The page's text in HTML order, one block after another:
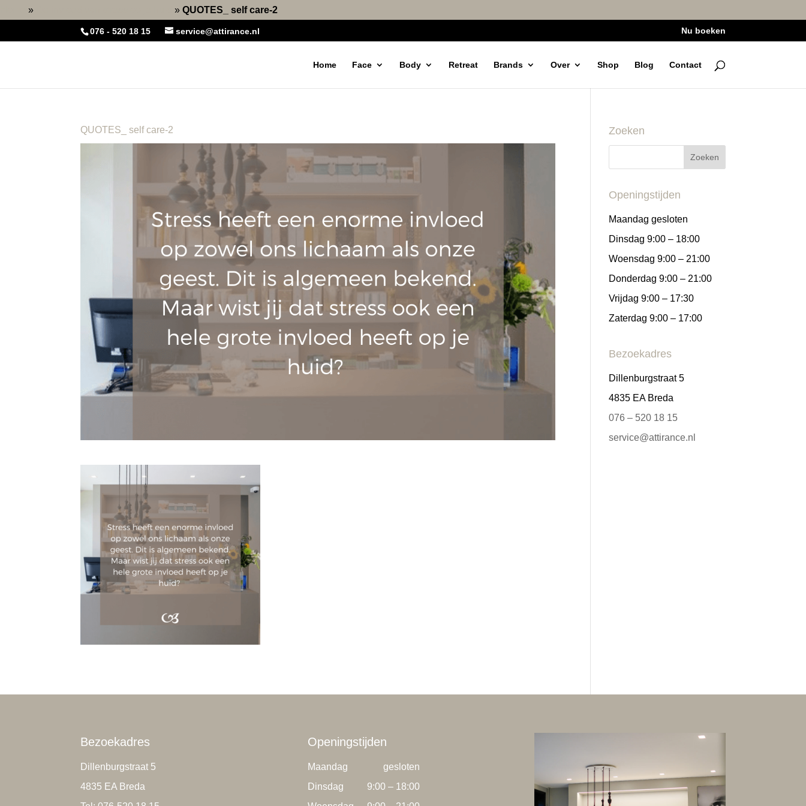
» » QUOTES_ self care-2
076 - 520 18 15 service@attirance.nl Nu boeken
Home Face Body Retreat Brands Over Shop Blog Contact
QUOTES_ self care-2 Zoeken
Openingstijden
Maandag gesloten
Dinsdag 9:00 – 18:00
Woensdag 9:00 – 21:00
Donderdag 9:00 – 21:00
Vrijdag 9:00 – 17:30
Zaterdag 9:00 – 17:00
Bezoekadres
Dillenburgstraat 5
4835 EA Breda
076 – 520 18 15
service@attirance.nl
Bezoekadres
Dillenburgstraat 5
4835 EA Breda
Openingstijden
Maandag
gesloten
Dinsdag
9:00 – 18:00